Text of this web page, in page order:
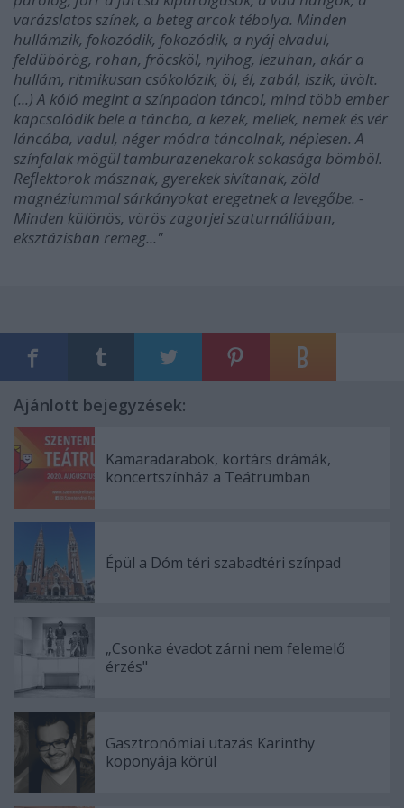
varázslatos színek, a beteg arcok tébolya. Minden
hullámzik, fokozódik, fokozódik, a nyáj elvadul,
feldübörög, rohan, fröcsköl, nyihog, lezuhan, akár a
hullám, ritmikusan csókolózik, öl, él, zabál, iszik, üvölt.
(...) A kóló megint a színpadon táncol, mind több ember
kapcsolódik bele a táncba, a kezek, mellek, nemek és vér
láncába, vadul, néger módra táncolnak, népiesen. A
színfalak mögül tamburazenekarok sokasága bömböl.
Reflektorok másznak, gyerekek sivítanak, zöld
magnéziummal sárkányokat eregetnek a levegőbe. -
Minden különös, vörös zagorjei szaturnáliában,
eksztázisban remeg..."
Ajánlott bejegyzések:
Kamaradarabok, kortárs drámák,
koncertszínház a Teátrumban
Épül a Dóm téri szabadtéri színpad
„Csonka évadot zárni nem felemelő
érzés"
Gasztronómiai utazás Karinthy
koponyája körül